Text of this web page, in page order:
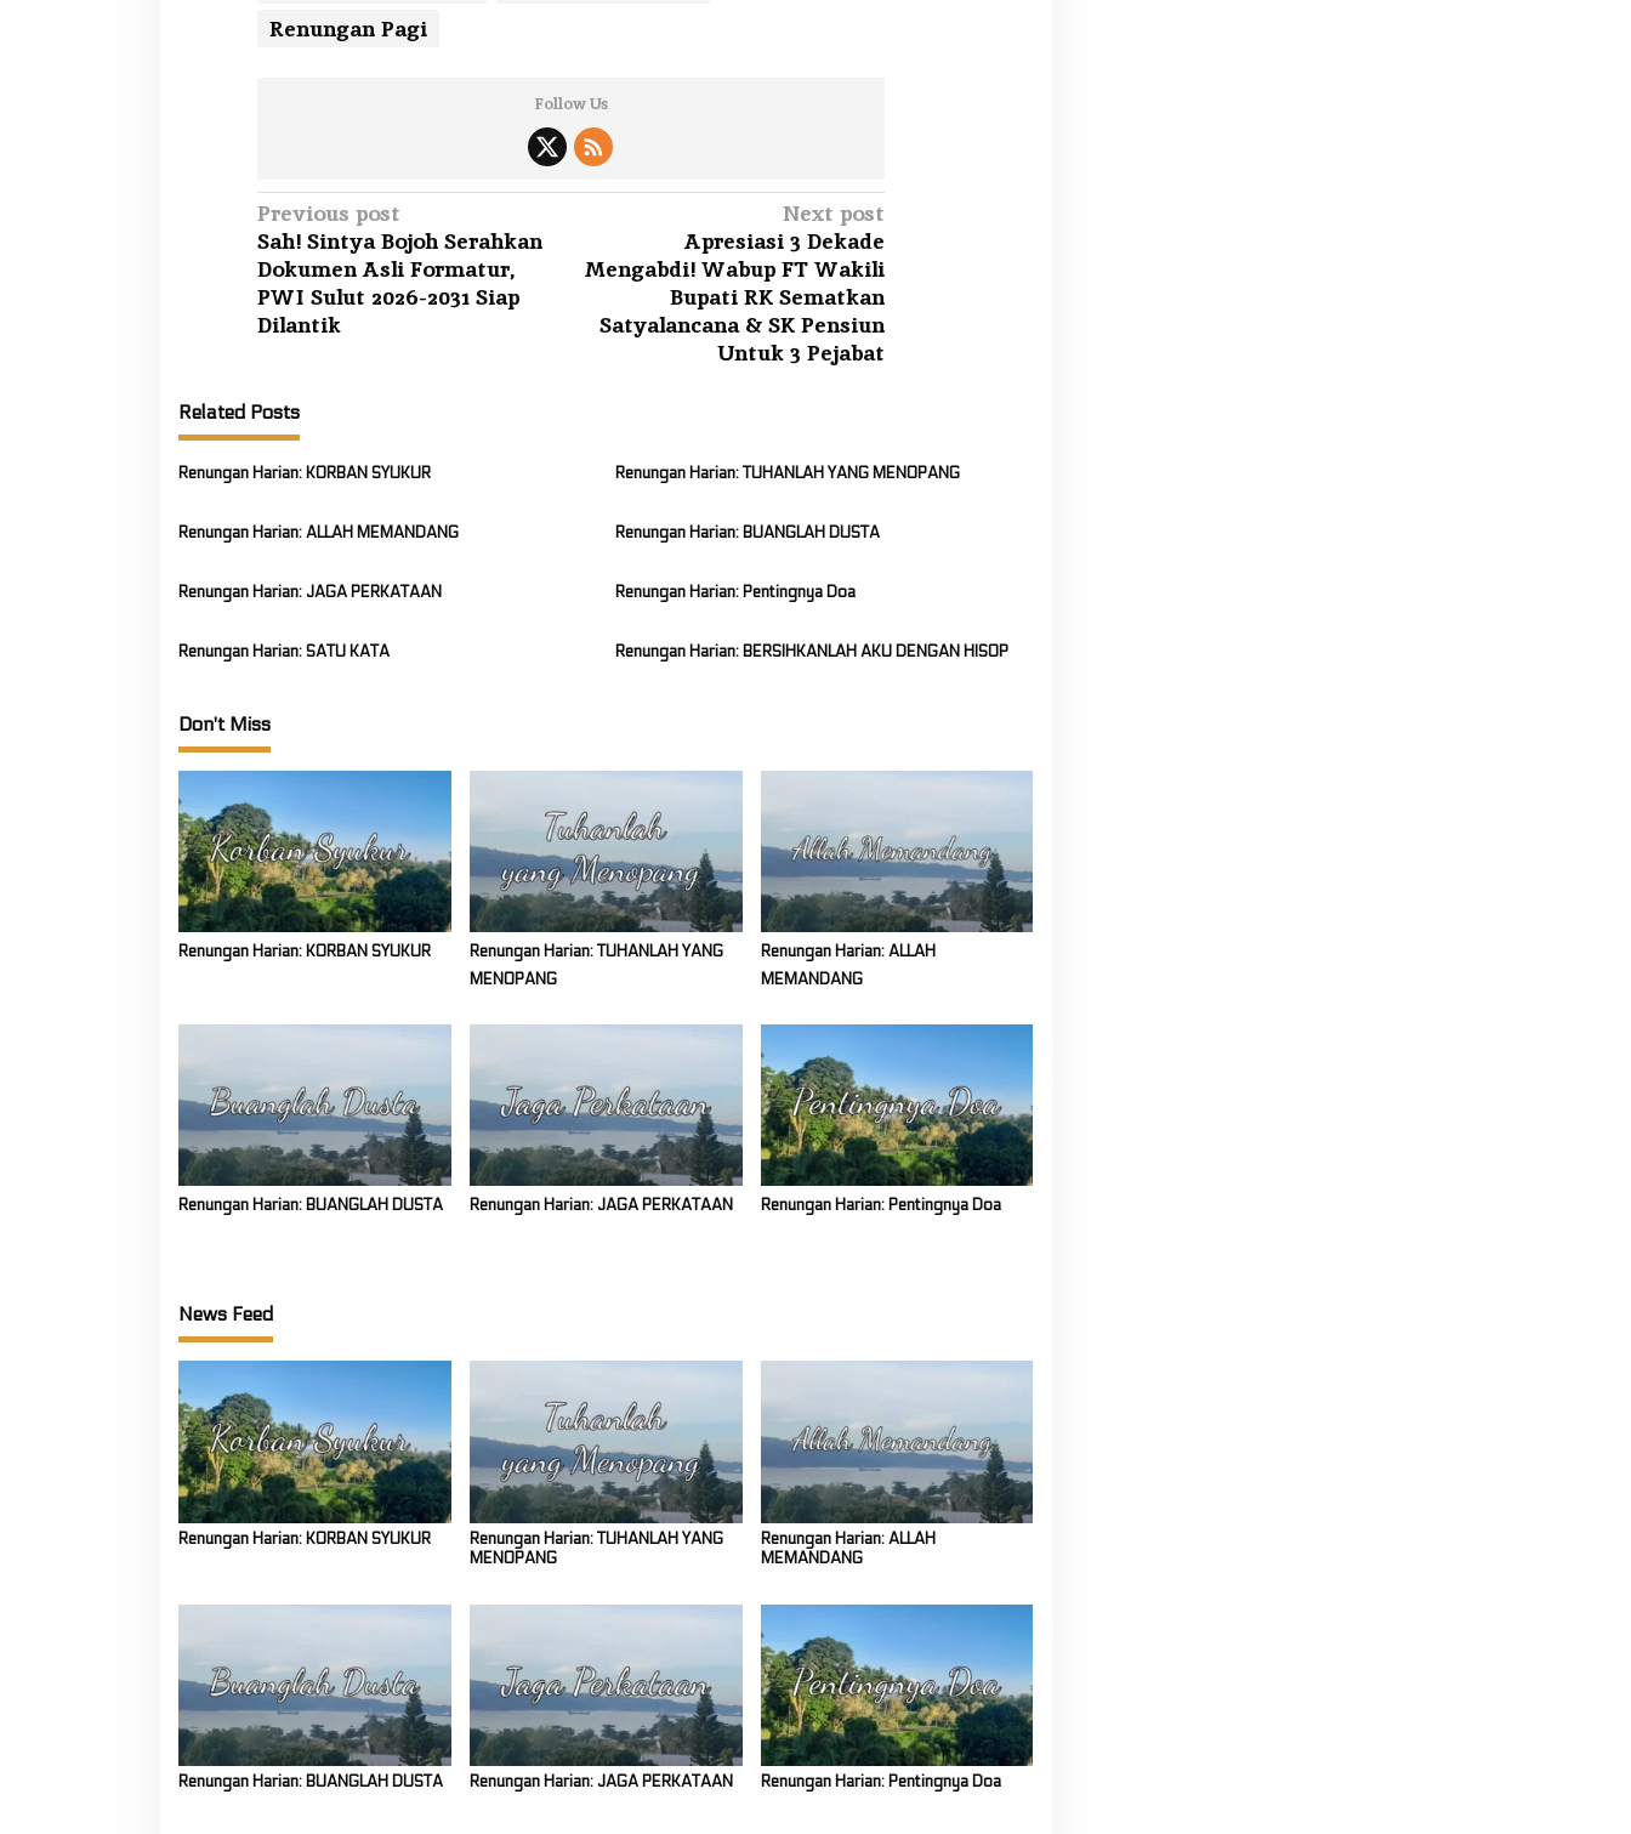
Renungan Pagi
Follow Us
P
o
s
t
v
i
g
a
i
n
Previous post
Sah! Sintya Bojoh Serahkan
Dokumen Asli Formatur,
PWI Sulut 2026-2031 Siap
Dilantik
Next post
Apresiasi 3 Dekade
Mengabdi! Wabup FT Wakili
Bupati RK Sematkan
Satyalancana & SK Pensiun
Untuk 3 Pejabat
Related Posts
Renungan Harian: KORBAN SYUKUR Renungan Harian: TUHANLAH YANG MENOPANG
Renungan Harian: ALLAH MEMANDANG Renungan Harian: BUANGLAH DUSTA
Renungan Harian: JAGA PERKATAAN Renungan Harian: Pentingnya Doa
Renungan Harian: SATU KATA Renungan Harian: BERSIHKANLAH AKU DENGAN HISOP
Don't Miss
Renungan Harian: KORBAN SYUKUR
Renungan Harian: TUHANLAH YANG
MENOPANG
Renungan Harian: ALLAH
MEMANDANG
Renungan Harian: BUANGLAH DUSTA Renungan Harian: JAGA PERKATAAN Renungan Harian: Pentingnya Doa
News Feed
Renungan Harian: KORBAN SYUKUR
Renungan Harian: TUHANLAH YANG
MENOPANG
Renungan Harian: ALLAH
MEMANDANG
Renungan Harian: BUANGLAH DUSTA Renungan Harian: JAGA PERKATAAN Renungan Harian: Pentingnya Doa